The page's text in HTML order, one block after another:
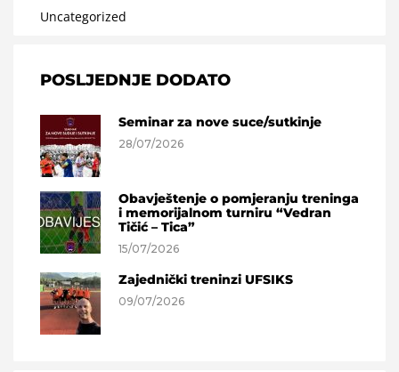
Uncategorized
POSLJEDNJE DODATO
Seminar za nove suce/sutkinje
28/07/2026
Obavještenje o pomjeranju treninga
i memorijalnom turniru “Vedran
Tičić – Tica”
15/07/2026
Zajednički treninzi UFSIKS
09/07/2026